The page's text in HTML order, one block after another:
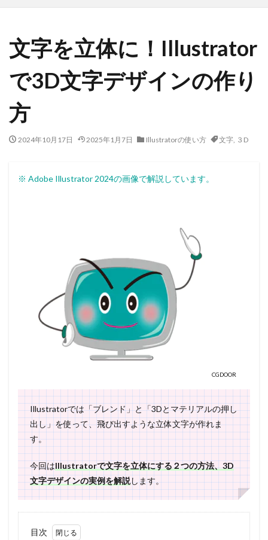
文字を立体に！Illustrator
で3D文字デザインの作り
方
2024年10月17日 2025年1月7日 Illustratorの使い方 文字, ３D
※ Adobe Illustrator 2024の画像で解説しています。
CGDOOR
Illustratorでは「ブレンド」と「3Dとマテリアルの押し
出し」を使って、飛び出すような立体文字が作れま
す。
今回はIllustratorで文字を立体にする２つの方法、3D
文字デザインの実例を解説します。
目次